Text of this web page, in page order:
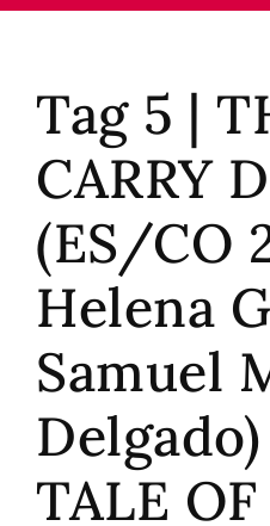
Tag 5 |
CARRY
(ES/CO
Helena
Samuel
TALE